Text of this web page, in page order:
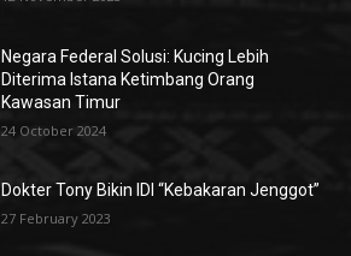
Negara Federal Solusi: Kucing Lebih
Diterima Istana Ketimbang Orang
Kawasan Timur
24 October 2024
Dokter Tony Bikin IDI “Kebakaran Jenggot”
27 February 2023